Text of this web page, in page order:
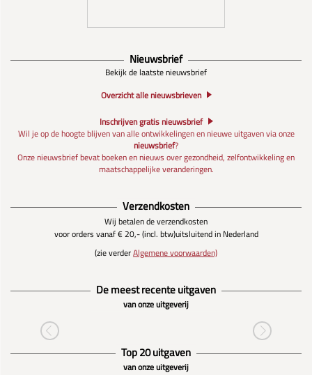
Nieuwsbrief
Bekijk de laatste nieuwsbrief
Overzicht alle nieuwsbrieven
Inschrijven gratis nieuwsbrief
Wil je op de hoogte blijven van alle ontwikkelingen en nieuwe uitgaven via onze
nieuwsbrief?
Onze nieuwsbrief bevat boeken en nieuws over gezondheid, zelfontwikkeling en
maatschappelijke veranderingen.
Verzendkosten
Wij betalen de verzendkosten
voor orders vanaf € 20,- (incl. btw)uitsluitend in Nederland
(zie verderAlgemene voorwaarden)
De meest recente uitgaven
van onze uitgeverij
Top 20 uitgaven
van onze uitgeverij